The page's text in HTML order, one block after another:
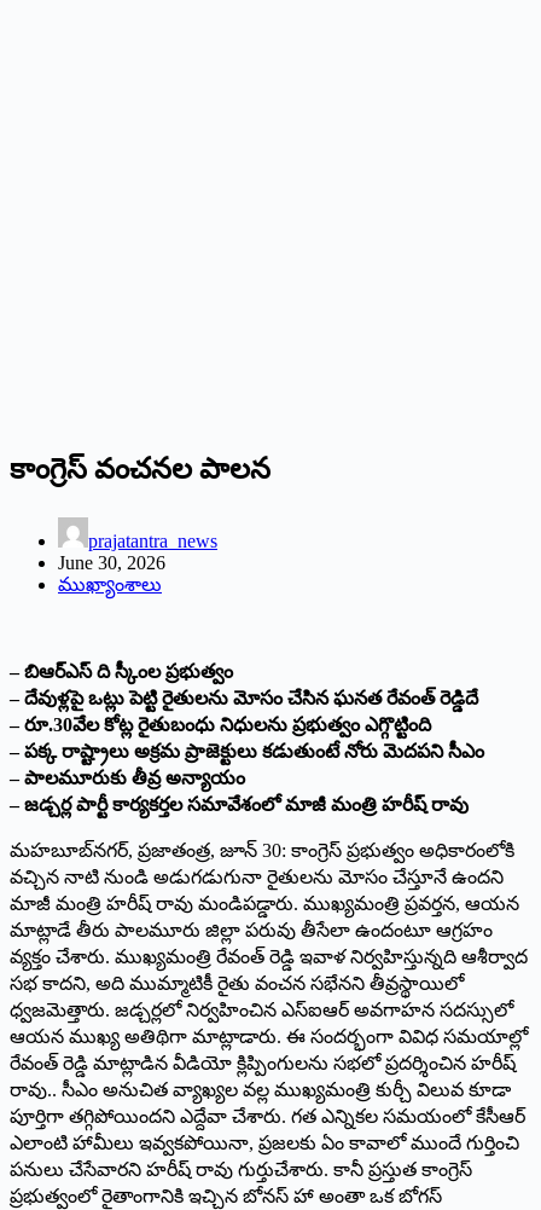
కాంగ్రెస్ వంచనల పాలన
prajatantra_news
June 30, 2026
ముఖ్యాంశాలు
– బిఆర్ఎస్ ది స్కీంల ప్రభుత్వం
– దేవుళ్లపై ఒట్లు పెట్టి రైతులను మోసం చేసిన ఘనత రేవంత్ రెడ్డిదే
– రూ.30వేల కోట్ల రైతుబంధు నిధులను ప్రభుత్వం ఎగ్గొట్టింది
– పక్క రాష్ట్రాలు అక్రమ ప్రాజెక్టులు కడుతుంటే నోరు మెదపని సీఎం
– పాలమూరుకు తీవ్ర అన్యాయం
– జడ్చర్ల పార్టీ కార్యకర్తల సమావేశంలో మాజీ మంత్రి హరీష్ రావు
మహబూబ్‌నగర్‌,‌ ప్రజాతంత్ర, జూన్‌ 30: ‌కాంగ్రెస్‌ ‌ప్రభుత్వం అధికారంలోకి
వచ్చిన నాటి నుండి అడుగడుగునా రైతులను మోసం చేస్తూనే ఉందని
మాజీ మంత్రి హరీష్‌ ‌రావు మండిపడ్డారు. ముఖ్యమంత్రి ప్రవర్తన, ఆయన
మాట్లాడే తీరు పాలమూరు జిల్లా పరువు తీసేలా ఉందంటూ ఆగ్రహం
వ్యక్తం చేశారు. ముఖ్యమంత్రి రేవంత్‌ ‌రెడ్డి ఇవాళ నిర్వహిస్తున్నది ఆశీర్వాద
సభ కాదని, అది ముమ్మాటికీ రైతు వంచన సభేనని తీవ్రస్థాయిలో
ధ్వజమెత్తారు. జడ్చర్లలో నిర్వహించిన ఎస్‌ఐఆర్‌ అవగాహన సదస్సులో
ఆయన ముఖ్య అతిథిగా మాట్లాడారు. ఈ సందర్భంగా వివిధ సమయాల్లో
రేవంత్‌ ‌రెడ్డి మాట్లాడిన వీడియో క్లిప్పింగులను సభలో ప్రదర్శించిన హరీష్‌
‌రావు.. సీఎం అనుచిత వ్యాఖ్యల వల్ల ముఖ్యమంత్రి కుర్చీ విలువ కూడా
పూర్తిగా తగ్గిపోయిందని ఎద్దేవా చేశారు. గత ఎన్నికల సమయంలో కేసీఆర్‌
ఎలాంటి హామీలు ఇవ్వకపోయినా, ప్రజలకు ఏం కావాలో ముందే గుర్తించి
పనులు చేసేవారని హరీష్‌ ‌రావు గుర్తుచేశారు. కానీ ప్రస్తుత కాంగ్రెస్‌
‌ప్రభుత్వంలో రైతాంగానికి ఇచ్చిన బోనస్‌ ‌హా అంతా ఒక బోగస్‌